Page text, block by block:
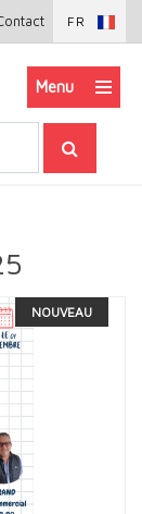
FR
Menu
NOUVEAU